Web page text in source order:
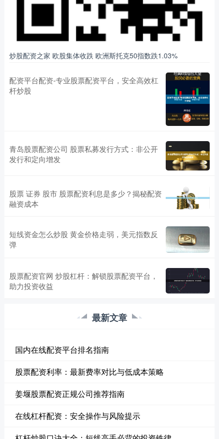
炒股配资之家 欧股集体收跌 欧洲斯托克50指数跌1.03%
配资平台配资-专业股票配资平台，安全高效杠
杆炒股
青岛股票配资公司 股票私募发行方式：非公开
发行和定向增发
股票 证券 股市 股票配资利息是多少？揭秘配资
融资成本
短线资金怎么炒股 黄金价格走弱，美元指数反
弹
股票配资官网 炒股杠杆：解锁股票配资平台，
助力投资收益
最新文章
国内在线配资平台排名指南
股票配资利率：最新费率对比与低成本策略
姜堰股票配资正规公司推荐指南
在线杠杆配资：安全操作与风险提示